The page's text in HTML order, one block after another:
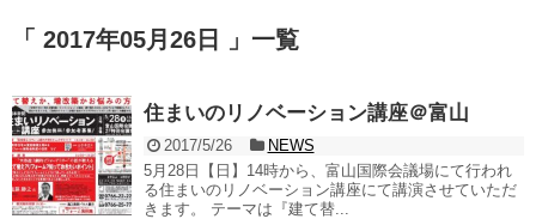
「 2017年05月26日 」一覧
住まいのリノベーション講座＠富山
2017/5/26
NEWS
5月28日【日】14時から、富山国際会議場にて行われ
る住まいのリノベーション講座にて講演させていただ
きます。 テーマは『建て替...